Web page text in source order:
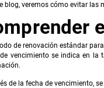
blog, veremos cómo evitar
de renovación estándar
vencimiento se indica en la
de la fecha de vencimiento,